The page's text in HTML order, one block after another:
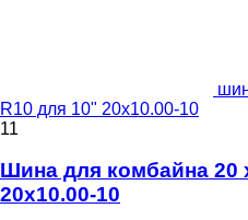
R10 для 10" 20x10.00-10
11
Шина для комбайна 20
20x10.00-10